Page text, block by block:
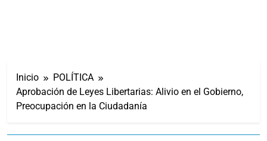
Inicio
POLÍTICA
Aprobación de Leyes Libertarias: Alivio en el Gobierno,
Preocupación en la Ciudadanía